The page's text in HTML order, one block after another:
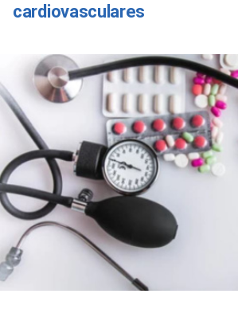
cardiovasculares